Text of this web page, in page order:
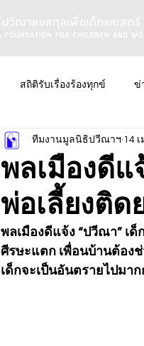
สถิติรับเรื่องร้องทุกข์ ข่
พลเมืองดีแ
พ่อเลี้ยงติ
ทีมงานมูลนิธิปวีณาฯ 14
พลเมืองดีแจ้ง “ปวีณา” เ
ศีรษะแตก เพื่อนบ้านต้อง
เด็กจะเป็นอันตรายไปมา